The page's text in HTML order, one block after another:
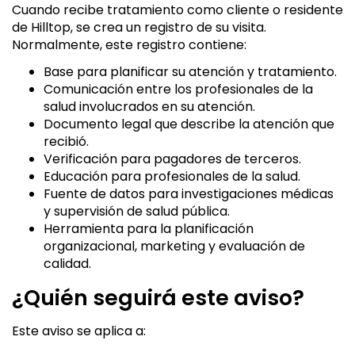
Cuando recibe tratamiento como cliente o residente
de Hilltop, se crea un registro de su visita.
Normalmente, este registro contiene:
Base para planificar su atención y tratamiento.
Comunicación entre los profesionales de la
salud involucrados en su atención.
Documento legal que describe la atención que
recibió.
Verificación para pagadores de terceros.
Educación para profesionales de la salud.
Fuente de datos para investigaciones médicas
y supervisión de salud pública.
Herramienta para la planificación
organizacional, marketing y evaluación de
calidad.
¿Quién seguirá este aviso?
Este aviso se aplica a: